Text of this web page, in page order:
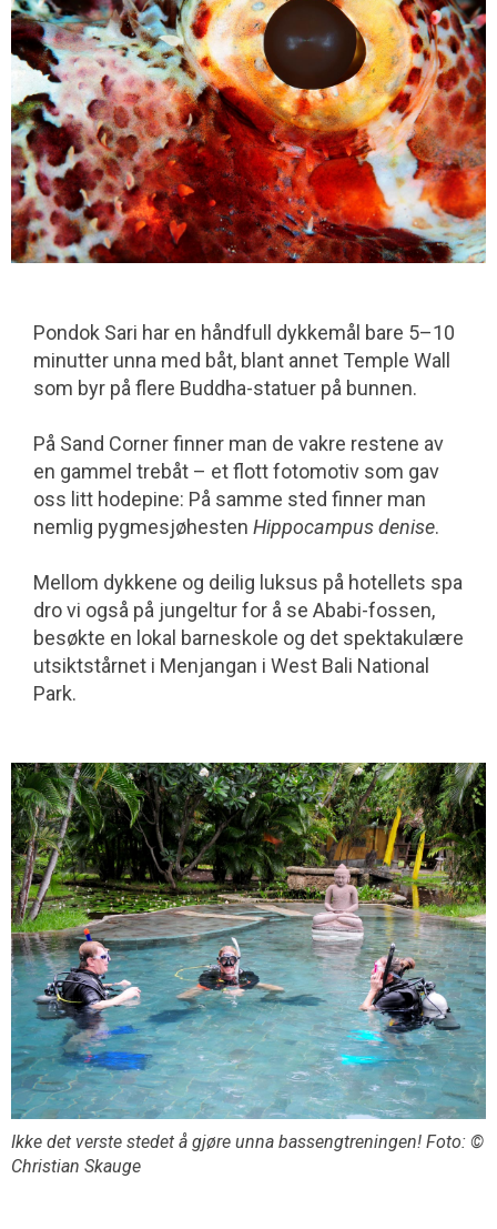
Pondok Sari har en håndfull dykkemål bare 5–10
minutter unna med båt, blant annet Temple Wall
som byr på flere Buddha-statuer på bunnen.
På Sand Corner finner man de vakre restene av
en gammel trebåt – et flott fotomotiv som gav
oss litt hodepine: På samme sted finner man
nemlig pygmesjøhesten Hippocampus denise.
Mellom dykkene og deilig luksus på hotellets spa
dro vi også på jungeltur for å se Ababi-fossen,
besøkte en lokal barne­skole og det spektakulære
utsiktstårnet i Menjangan i West Bali National
Park.
Ikke det verste stedet å gjøre unna bassengtreningen! Foto: ©
Christian Skauge